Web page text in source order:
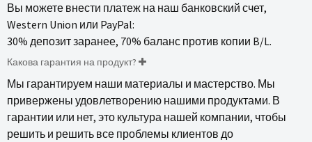
Вы можете внести платеж на наш банковский счет,
Western Union или PayPal:
30% депозит заранее, 70% баланс против копии B/L.
Какова гарантия на продукт?
Мы гарантируем наши материалы и мастерство. Мы
привержены удовлетворению нашими продуктами. В
гарантии или нет, это культура нашей компании, чтобы
решить и решить все проблемы клиентов до